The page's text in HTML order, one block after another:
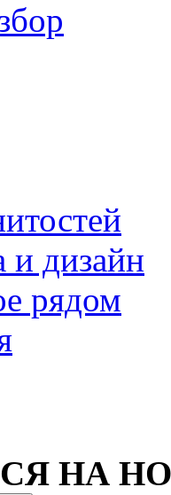
и дизайн
рядом
НА